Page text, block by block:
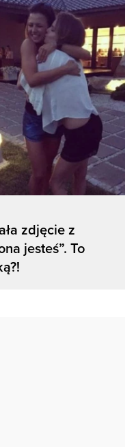
zdjęcie z
jesteś”. To